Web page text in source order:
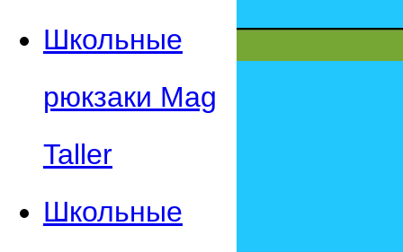
Школьные
рюкзаки Mag
Taller
Школьные